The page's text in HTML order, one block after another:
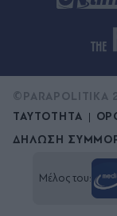
ΤΑΥΤΟΤΗΤΑ
ΔΗΛΩΣΗ
©PARAPOLITIKA
Μέλος του: